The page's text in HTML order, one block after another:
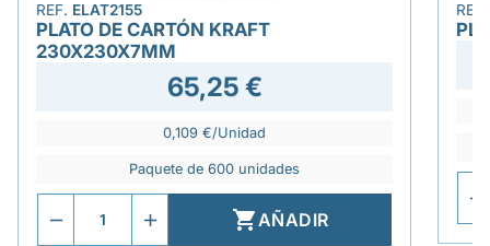
REF. ELAT2155
PLATO DE CARTÓN KRAFT
230X230X7MM
65,25 €
0,109 €/Unidad
Paquete de 600 unidades
AÑADIR